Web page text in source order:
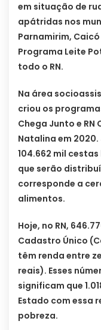
em situação de
apátridas nos
Parnamirim,
Programa Leite
todo o RN.
Na área
criou os
Chega Junto e
Natalina em
104.662 mil
que serão
corresponde a
alimentos.
Hoje, no RN,
Cadastro Único
têm renda entre
reais). Esses
significam que
Estado com essa
pobreza.